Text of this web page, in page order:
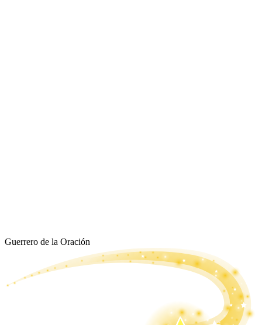
Guerrero de la Oración